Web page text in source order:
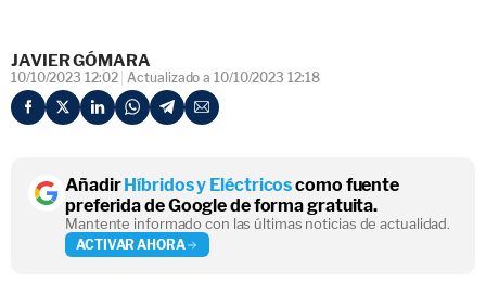
JAVIER GÓMARA
10/10/2023 12:02 Actualizado a 10/10/2023 12:18
AñadirHíbridos y Eléctricoscomo fuente
preferida de Google de forma gratuita.
Mantente informado con las últimas noticias de actualidad.
ACTIVAR AHORA